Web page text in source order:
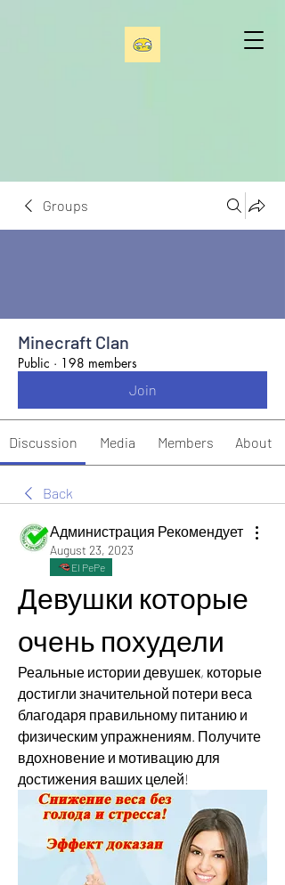
Groups
Minecraft Clan
Public · 198 members
Join
Discussion Media Members About
Back
Администрация Рекомендует
August 23, 2023
El PePe
Девушки которые
очень похудели
Реальные истории девушек, которые
достигли значительной потери веса
благодаря правильному питанию и
физическим упражнениям. Получите
вдохновение и мотивацию для
достижения ваших целей!